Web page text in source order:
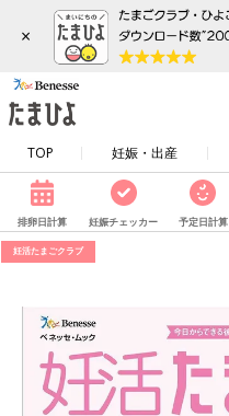
×
TOP 妊娠・出産
排卵日計算 妊娠チェッカー 予定日計算
妊活たまごクラブ